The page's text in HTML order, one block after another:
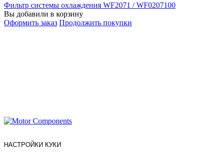
Фильтр системы охлаждения WF2071 / WF0207100
Вы добавили в корзину
Оформить заказ Продолжить покупки
НАСТРОЙКИ КУКИ